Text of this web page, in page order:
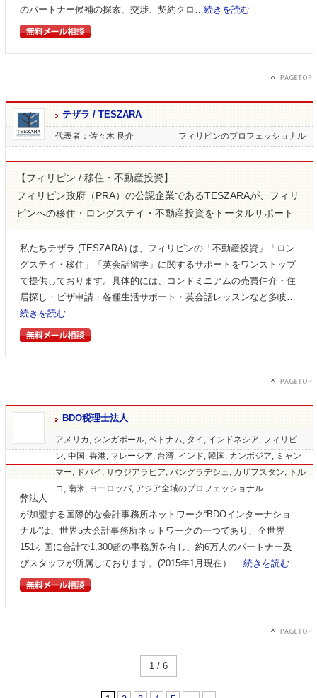
のパートナー候補の探索、交渉、契約クロ… 続きを読む
テザラ / TESZARA
フィリピンのプロフェッショナル
代表者：佐々木 良介
【フィリピン / 移住・不動産投資】
フィリピン政府（PRA）の公認企業であるTESZARAが、フィリ
ピンへの移住・ロングステイ・不動産投資をトータルサポート
私たちテザラ (TESZARA) は、フィリピンの「不動産投資」「ロン
グステイ・移住」「英会話留学」に関するサポートをワンストップ
で提供しております。具体的には、コンドミニアムの売買仲介・住
居探し・ビザ申請・各種生活サポート・英会話レッスンなど多岐…
続きを読む
BDO税理士法人
アメリカ, シンガポール, ベトナム, タイ, インドネシア, フィリピ
ン, 中国, 香港, マレーシア, 台湾, インド, 韓国, カンボジア, ミャン
マー, ドバイ, サウジアラビア, バングラデシュ, カザフスタン, トル
コ, 南米, ヨーロッパ, アジア全域のプロフェッショナル
弊法人
が加盟する国際的な会計事務所ネットワーク“BDOインターナショ
ナル”は、世界5大会計事務所ネットワークの一つであり、全世界
151ヶ国に合計で1,300超の事務所を有し、約6万人のパートナー及
びスタッフが所属しております。(2015年1月現在） … 続きを読む
1 / 6